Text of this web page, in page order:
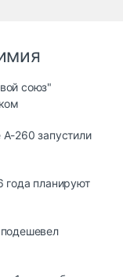
союз"
260 запустили
года планируют